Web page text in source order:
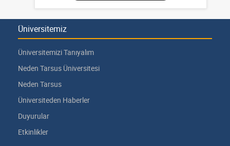
Üniversitemiz
Üniversitemizi Tanıyalım
Neden Tarsus Üniversitesi
Neden Tarsus
Üniversiteden Haberler
Duyurular
Etkinlikler